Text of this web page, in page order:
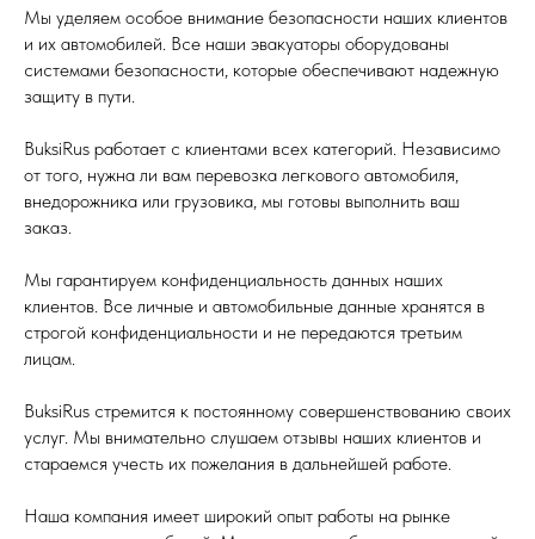
Мы уделяем особое внимание безопасности наших клиентов
и их автомобилей. Все наши эвакуаторы оборудованы
системами безопасности, которые обеспечивают надежную
защиту в пути.
BuksiRus работает с клиентами всех категорий. Независимо
от того, нужна ли вам перевозка легкового автомобиля,
внедорожника или грузовика, мы готовы выполнить ваш
заказ.
Мы гарантируем конфиденциальность данных наших
клиентов. Все личные и автомобильные данные хранятся в
строгой конфиденциальности и не передаются третьим
лицам.
BuksiRus стремится к постоянному совершенствованию своих
услуг. Мы внимательно слушаем отзывы наших клиентов и
стараемся учесть их пожелания в дальнейшей работе.
Наша компания имеет широкий опыт работы на рынке